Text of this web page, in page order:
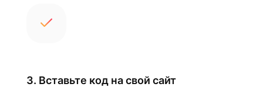
3. Вставьте код на свой сайт